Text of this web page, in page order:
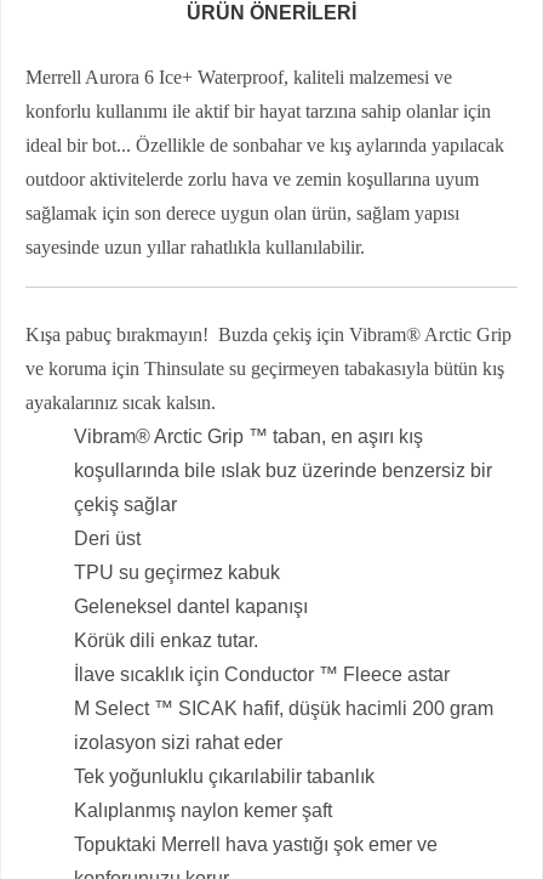
ÜRÜN ÖNERILERI
Merrell Aurora 6 Ice+ Waterproof, kaliteli malzemesi ve
konforlu kullanımı ile aktif bir hayat tarzına sahip olanlar için
ideal bir bot... Özellikle de sonbahar ve kış aylarında yapılacak
outdoor aktivitelerde zorlu hava ve zemin koşullarına uyum
sağlamak için son derece uygun olan ürün, sağlam yapısı
sayesinde uzun yıllar rahatlıkla kullanılabilir.
Kışa pabuç bırakmayın! Buzda çekiş için Vibram® Arctic Grip
ve koruma için Thinsulate su geçirmeyen tabakasıyla bütün kış
ayakalarınız sıcak kalsın.
Vibram® Arctic Grip ™ taban, en aşırı kış
koşullarında bile ıslak buz üzerinde benzersiz bir
çekiş sağlar
Deri üst
TPU su geçirmez kabuk
Geleneksel dantel kapanışı
Körük dili enkaz tutar.
İlave sıcaklık için Conductor ™ Fleece astar
M Select ™ SICAK hafif, düşük hacimli 200 gram
izolasyon sizi rahat eder
Tek yoğunluklu çıkarılabilir tabanlık
Kalıplanmış naylon kemer şaft
Topuktaki Merrell hava yastığı şok emer ve